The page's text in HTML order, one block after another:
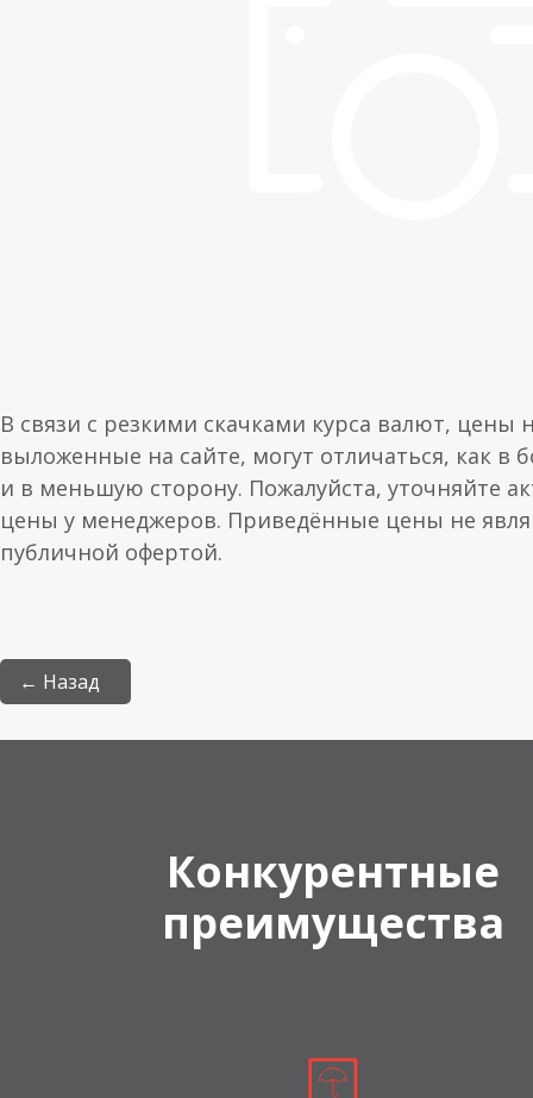
В связи с резкими скачками курса валют, цены
выложенные на сайте, могут отличаться, как в
и в меньшую сторону. Пожалуйста, уточняйте
цены у менеджеров. Приведённые цены не
публичной офертой.
← Назад
Конкурентные
преимущества